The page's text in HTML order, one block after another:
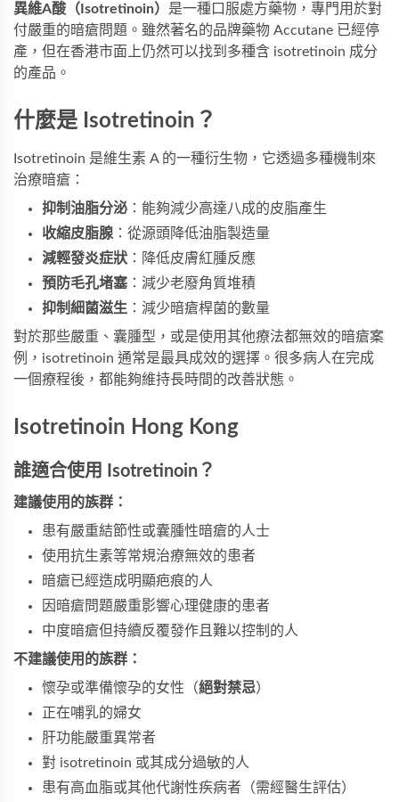
異維A酸（Isotretinoin） 是一種口服處方藥物，專門用於對
付嚴重的暗瘡問題。雖然著名的品牌藥物 Accutane 已經停
產，但在香港市面上仍然可以找到多種含 isotretinoin 成分
的產品。
什麼是 Isotretinoin？
Isotretinoin 是維生素 A 的一種衍生物，它透過多種機制來
治療暗瘡：
抑制油脂分泌 ：能夠減少高達八成的皮脂產生
收縮皮脂腺 ：從源頭降低油脂製造量
減輕發炎症狀 ：降低皮膚紅腫反應
預防毛孔堵塞 ：減少老廢角質堆積
抑制細菌滋生 ：減少暗瘡桿菌的數量
對於那些嚴重、囊腫型，或是使用其他療法都無效的暗瘡案
例，isotretinoin 通常是最具成效的選擇。很多病人在完成
一個療程後，都能夠維持長時間的改善狀態。
Isotretinoin Hong Kong
誰適合使用 Isotretinoin？
建議使用的族群：
患有嚴重結節性或囊腫性暗瘡的人士
使用抗生素等常規治療無效的患者
暗瘡已經造成明顯疤痕的人
因暗瘡問題嚴重影響心理健康的患者
中度暗瘡但持續反覆發作且難以控制的人
不建議使用的族群：
懷孕或準備懷孕的女性（絕對禁忌）
正在哺乳的婦女
肝功能嚴重異常者
對 isotretinoin 或其成分過敏的人
患有高血脂或其他代謝性疾病者（需經醫生評估）